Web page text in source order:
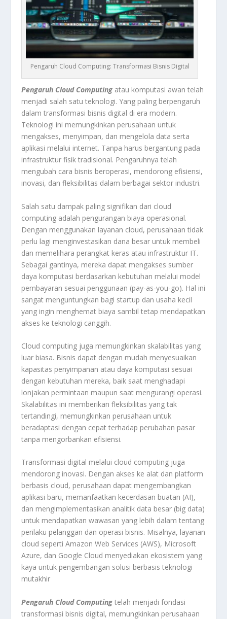
Pengaruh Cloud Computing: Transformasi Bisnis Digital
Pengaruh Cloud Computing atau komputasi awan telah
menjadi salah satu teknologi. Yang paling berpengaruh
dalam transformasi bisnis digital di era modern.
Teknologi ini memungkinkan perusahaan untuk
mengakses, menyimpan, dan mengelola data serta
aplikasi melalui internet. Tanpa harus bergantung pada
infrastruktur fisik tradisional. Pengaruhnya telah
mengubah cara bisnis beroperasi, mendorong efisiensi,
inovasi, dan fleksibilitas dalam berbagai sektor industri.
Salah satu dampak paling signifikan dari cloud
computing adalah pengurangan biaya operasional.
Dengan menggunakan layanan cloud, perusahaan tidak
perlu lagi menginvestasikan dana besar untuk membeli
dan memelihara perangkat keras atau infrastruktur IT.
Sebagai gantinya, mereka dapat mengakses sumber
daya komputasi berdasarkan kebutuhan melalui model
pembayaran sesuai penggunaan (pay-as-you-go). Hal ini
sangat menguntungkan bagi startup dan usaha kecil
yang ingin menghemat biaya sambil tetap mendapatkan
akses ke teknologi canggih.
Cloud computing juga memungkinkan skalabilitas yang
luar biasa. Bisnis dapat dengan mudah menyesuaikan
kapasitas penyimpanan atau daya komputasi sesuai
dengan kebutuhan mereka, baik saat menghadapi
lonjakan permintaan maupun saat mengurangi operasi.
Skalabilitas ini memberikan fleksibilitas yang tak
tertandingi, memungkinkan perusahaan untuk
beradaptasi dengan cepat terhadap perubahan pasar
tanpa mengorbankan efisiensi.
Transformasi digital melalui cloud computing juga
mendorong inovasi. Dengan akses ke alat dan platform
berbasis cloud, perusahaan dapat mengembangkan
aplikasi baru, memanfaatkan kecerdasan buatan (AI),
dan mengimplementasikan analitik data besar (big data)
untuk mendapatkan wawasan yang lebih dalam tentang
perilaku pelanggan dan operasi bisnis. Misalnya, layanan
cloud seperti Amazon Web Services (AWS), Microsoft
Azure, dan Google Cloud menyediakan ekosistem yang
kaya untuk pengembangan solusi berbasis teknologi
mutakhir
Pengaruh Cloud Computingtelah menjadi fondasi
transformasi bisnis digital, memungkinkan perusahaan